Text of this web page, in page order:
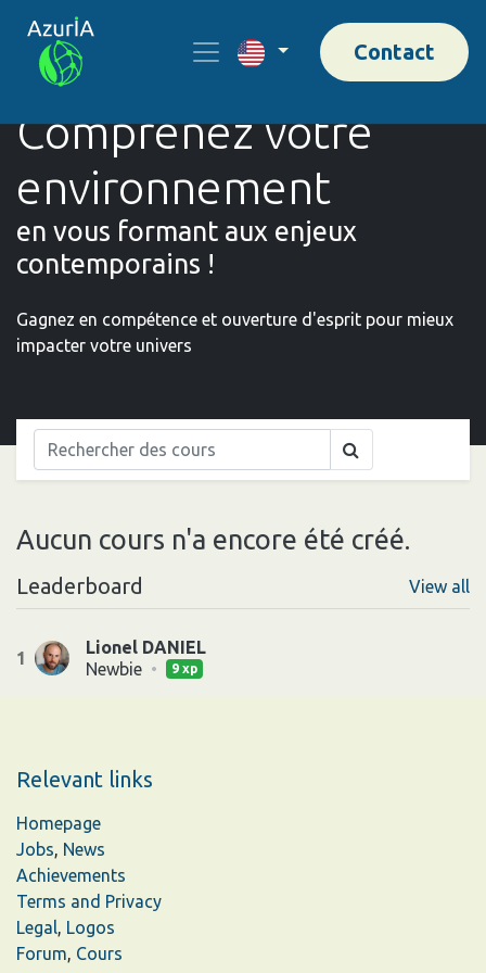
Contact
Comprenez votre
environnement
en vous formant aux enjeux
contemporains !
Gagnez en compétence et ouverture d'esprit pour mieux
impacter votre univers
View all
Leaderboard
1
Lionel DANIEL
Newbie • 9 xp
Aucun cours n'a encore été créé.
Relevant links
Homepage
Jobs, News
Achievements
Terms and Privacy
Legal, Logos
Forum, Cours